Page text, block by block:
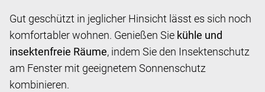
Gut geschützt in jeglicher Hinsicht lässt es sich noch
komfortabler wohnen. Genießen Sie kühle und
insektenfreie Räume, indem Sie den Insektenschutz
am Fenster mit geeignetem Sonnenschutz
kombinieren.